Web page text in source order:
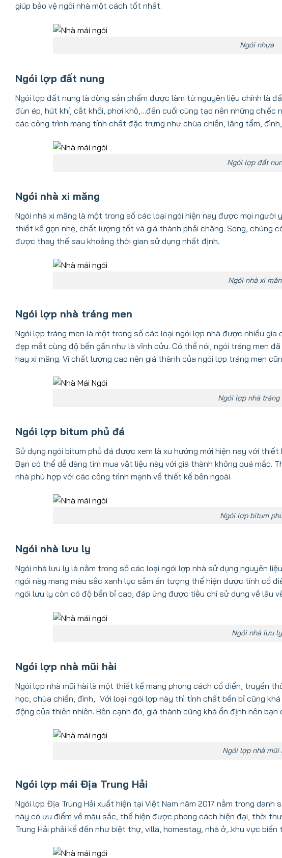
giúp bảo vệ ngôi nhà một cách tốt nhất.
Ngói nhựa
Ngói lợp đất nung
Ngói lợp đất nung là dòng sản phẩm được làm từ nguyên liệu chính là
đùn ép, hút khí, cắt khối, phơi khô,…đến cuối cùng tạo nên những
các công trình mang tính chất đặc trưng như chùa chiền, lăng tẩm,
Ngói lợp đất
Ngói nhà xi măng
Ngói nhà xi măng là một trong số các loại ngói hiện nay được mọi
thiết kế gọn nhẹ, chất lượng tốt và giá thành phải chăng. Song, chúng
được thay thế sau khoảng thời gian sử dụng nhất định.
Ngói nhà xi
Ngói lợp nhà tráng men
Ngói lợp tráng men là một trong số các loại ngói lợp nhà được nhiều
đẹp mắt cùng độ bền gần như là vĩnh cửu. Có thể nói, ngói tráng men
hay xi măng. Vì chất lượng cao nên giá thành của ngói lợp tráng men
Ngói lợp nhà tráng
Ngói lợp bitum phủ đá
Sử dụng ngói bitum phủ đá được xem là xu hướng mới hiện nay với
Bạn có thể dễ dàng tìm mua vật liệu này với giá thành không quá mắc.
nhà phù hợp với các công trình mạnh về thiết kế bên ngoài.
Ngói lợp bitum
Ngói nhà lưu ly
Ngói nhà lưu ly là nằm trong số các loại ngói lợp nhà sử dụng nguyên
ngói này mang màu sắc xanh lục sẫm ấn tượng thể hiện được tính cổ
ngói lưu ly còn có độ bền bỉ cao, đáp ứng được tiêu chí sử dụng về lâu
Ngói nhà lưu ly
Ngói lợp nhà mũi hài
Ngói lợp nhà mũi hài là một thiết kế mang phong cách cổ điển, truyền
học, chùa chiền, đình,…Với loại ngói lợp này thì tính chất bền bỉ cũng
động của thiên nhiên. Bên cạnh đó, giá thành cũng khá ổn định nên
Ngói lợp nhà mũi
Ngói lợp mái Địa Trung Hải
Ngói lợp Địa Trung Hải xuất hiện tại Việt Nam năm 2017 nằm trong
này có ưu điểm về màu sắc, thể hiện được phong cách hiện đại, thời
Trung Hải phải kể đến như biệt thự, villa, homestay, nhà ở,..khu vực